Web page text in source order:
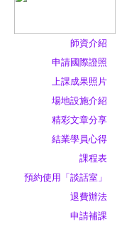
師資介紹
申請國際證照
上課成果照片
場地設施介紹
精彩文章分享
結業學員心得
課程表
預約使用「談話室」
退費辦法
申請補課